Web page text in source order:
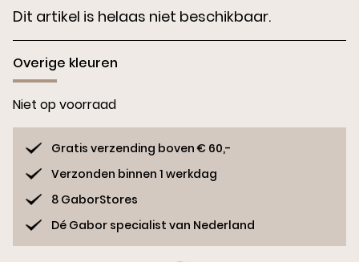
Dit artikel is helaas niet beschikbaar.
Overige kleuren
Niet op voorraad
Gratis verzending boven € 60,-
Verzonden binnen 1 werkdag
8 GaborStores
Dé Gabor specialist van Nederland